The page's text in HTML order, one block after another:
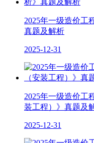
2025年一级造价工
真题及解析
2025-12-31
2025年一级造价工
装工程）》真题及
2025-12-31